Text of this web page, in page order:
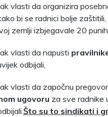
vlasti da organizira
bi se radnici bolje
zemlji izbjegavale 20 punih
vlasti da napusti
odbijali,
vlasti da započnu
ugovoru za sve radnike
Što su to sindikati i